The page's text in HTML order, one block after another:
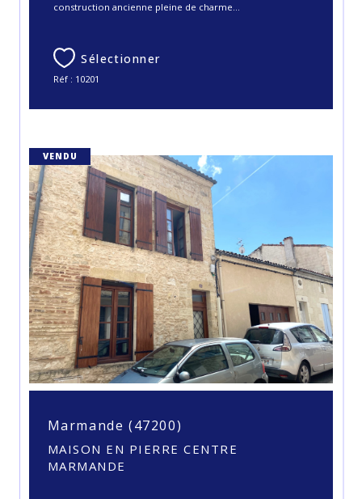
construction ancienne pleine de charme...
Sélectionner
Réf : 10201
Marmande (47200)
MAISON EN PIERRE CENTRE
MARMANDE
VENDU